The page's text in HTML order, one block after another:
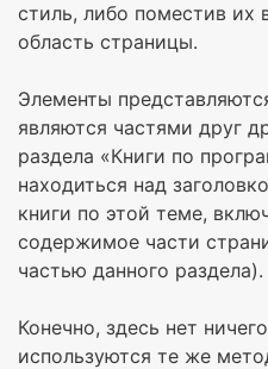
стиль, либо поместив их
область страницы.
Элементы
являются частями друг
раздела «Книги по
находиться над
книги по этой теме,
содержимое части
частью данного раздела).
Конечно, здесь нет
используются те же